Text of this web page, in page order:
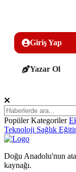
Giriş Yap
Yazar Ol
Popüler Kategoriler
Teknoloji Sağlık
Doğu Anadolu'nun
kaynağı.